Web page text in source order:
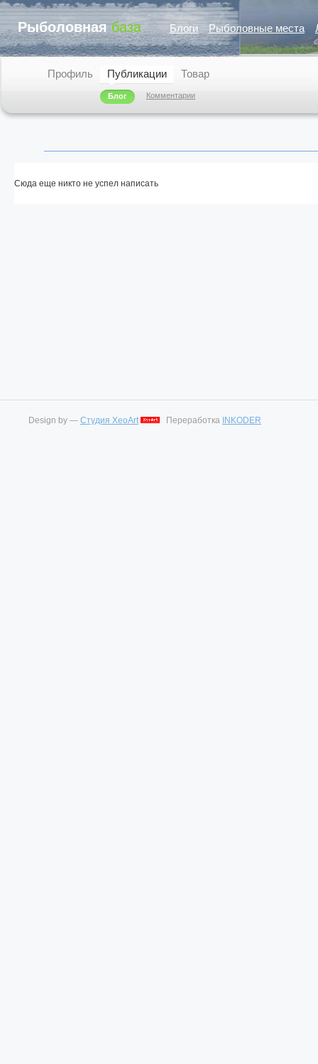
Рыболовная база Блоги Рыболовные места
Профиль Публикации
Блог Комментарии
Товар
Сюда еще никто не успел написать
Design by — Студия XeoArt Переработка INKODER